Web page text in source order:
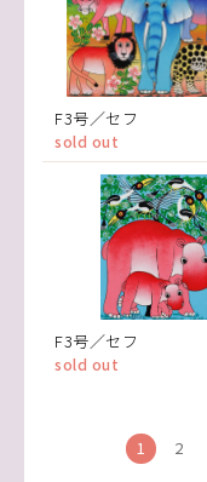
F3号／セフ
sold out
F3号／セフ
sold out
1 2